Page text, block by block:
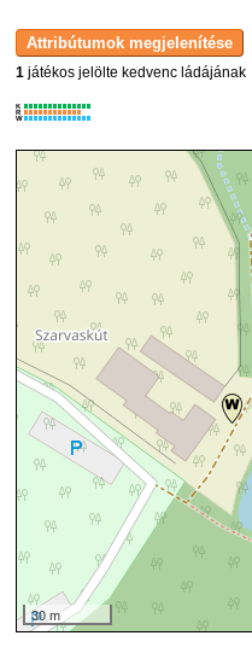
1 játékos jelölte kedvenc ládájának
K
R
W
30 m